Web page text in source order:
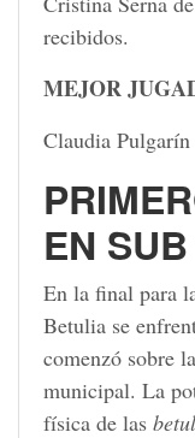
recibidos.
MEJOR
Claudia
EN
En la final para
Betulia se
comenzó sobre
municipal. La
física de las